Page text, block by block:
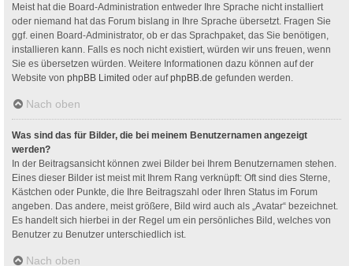
Meist hat die Board-Administration entweder Ihre Sprache nicht installiert
oder niemand hat das Forum bislang in Ihre Sprache übersetzt. Fragen Sie
ggf. einen Board-Administrator, ob er das Sprachpaket, das Sie benötigen,
installieren kann. Falls es noch nicht existiert, würden wir uns freuen, wenn
Sie es übersetzen würden. Weitere Informationen dazu können auf der
Website von phpBB Limited oder aufphpBB.de gefunden werden.
Nach oben
Was sind das für Bilder, die bei meinem Benutzernamen angezeigt
werden?
In der Beitragsansicht können zwei Bilder bei Ihrem Benutzernamen stehen.
Eines dieser Bilder ist meist mit Ihrem Rang verknüpft: Oft sind dies Sterne,
Kästchen oder Punkte, die Ihre Beitragszahl oder Ihren Status im Forum
angeben. Das andere, meist größere, Bild wird auch als „Avatar“ bezeichnet.
Es handelt sich hierbei in der Regel um ein persönliches Bild, welches von
Benutzer zu Benutzer unterschiedlich ist.
Nach oben